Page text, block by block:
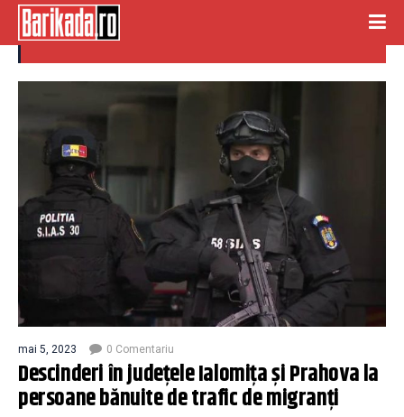
trafic migranti
mai 5, 2023 0 Comentariu
Descinderi în judeţele Ialomiţa şi Prahova la
persoane bănuite de trafic de migranți